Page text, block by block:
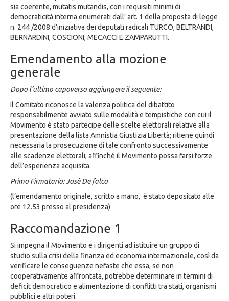
sia coerente, mutatis mutandis, con i requisiti minimi di
democraticità interna enumerati dall’ art. 1 della proposta di legge
n. 244 /2008 d’iniziativa dei deputati radicali TURCO, BELTRANDI,
BERNARDINI, COSCIONI, MECACCI E ZAMPARUTTI.
Emendamento alla mozione
generale
Dopo l’ultimo capoverso aggiungere il seguente:
Il Comitato riconosce la valenza politica del dibattito
responsabilmente avviato sulle modalità e tempistiche con cui il
Movimento è stato partecipe delle scelte elettorali relative alla
presentazione della lista Amnistia Giustizia Libertà; ritiene quindi
necessaria la prosecuzione di tale confronto successivamente
alle scadenze elettorali, affinché il Movimento possa farsi forze
dell’esperienza acquisita.
Primo Firmatario: Josè De falco
(l’emendamento originale, scritto a mano, è stato depositato alle
ore 12.53 presso al presidenza)
Raccomandazione 1
Si impegna il Movimento e i dirigenti ad istituire un gruppo di
studio sulla crisi della finanza ed economia internazionale, così da
verificare le conseguenze nefaste che essa, se non
cooperativamente affrontata, potrebbe determinare in termini di
deficit democratico e alimentazione di conflitti tra stati, organismi
pubblici e altri poteri.